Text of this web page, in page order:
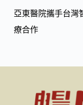
亞東醫院攜手台
療合作